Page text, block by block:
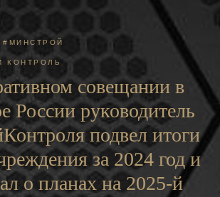
#МИНСТРОЙ
КОНТРОЛЬ
совещании в
России руководитель
подвел итоги
за 2024 год и
о планах на 2025-й